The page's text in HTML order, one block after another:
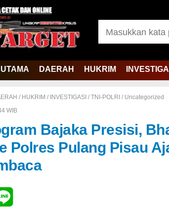
DAERAH HUKRIM
/ HUKRIM / INVESTIGASI / TNI-POLRI / Uncategorized
WIB
Bajaka Presisi,
Polres Pulang Pisau